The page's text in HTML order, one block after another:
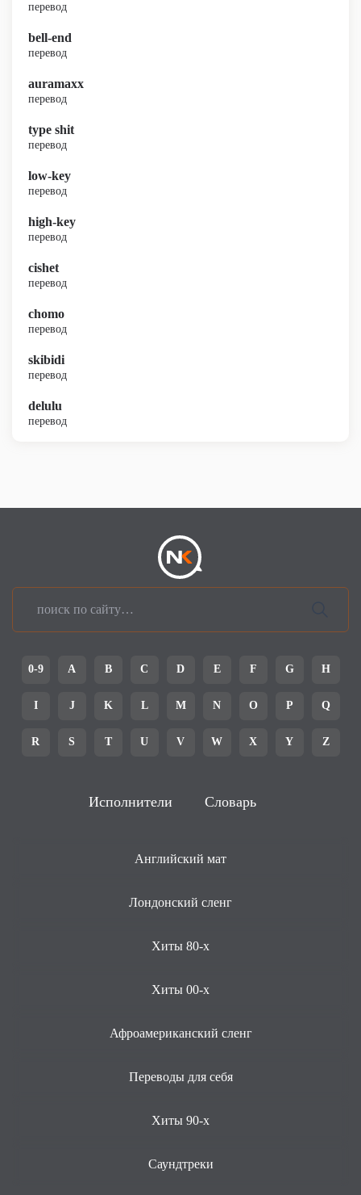
перевод
bell-end
перевод
auramaxx
перевод
type shit
перевод
low-key
перевод
high-key
перевод
cishet
перевод
chomo
перевод
skibidi
перевод
delulu
перевод
0-9 A B C D E F G H
I J K L M N O P Q
R S T U V W X Y Z
Исполнители Словарь
Английский мат
Лондонский сленг
Хиты 80-х
Хиты 00-х
Афроамериканский сленг
Переводы для себя
Хиты 90-х
Саундтреки